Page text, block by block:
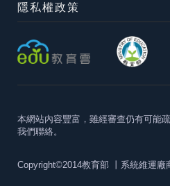
隱私權政策
本網站內容豐富，雖經審查仍有可能
我們聯絡。
Copyright©2014教育部 丨系統維運